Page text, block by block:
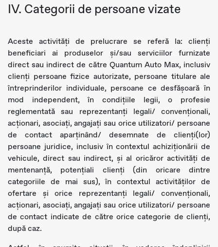
IV. Categorii de persoane vizate
Aceste activități de prelucrare se referă la: clienți
beneficiari ai produselor și/sau serviciilor furnizate
direct sau indirect de către Quantum Auto Max, inclusiv
clienți persoane fizice autorizate, persoane titulare ale
întreprinderilor individuale, persoane ce desfășoară în
mod independent, în condițiile legii, o profesie
reglementată sau reprezentanți legali/ convenționali,
acționari, asociați, angajați sau orice utilizatori/ persoane
de contact aparținând/ desemnate de clienți(lor)
persoane juridice, inclusiv în contextul achiziționării de
vehicule, direct sau indirect, și al oricăror activități de
mentenanță, potențiali clienți (din oricare dintre
categoriile de mai sus), în contextul activităților de
ofertare și orice reprezentanți legali/ convenționali,
acționari, asociați, angajați sau orice utilizatori/ persoane
de contact indicate de către orice categorie de clienți,
după caz.